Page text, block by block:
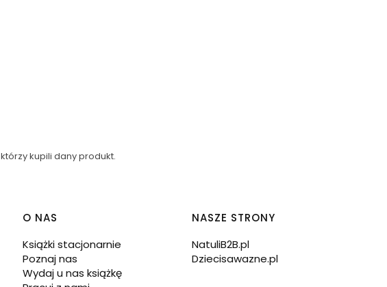
kupili dany produkt.
O NAS
Książki stacjonarnie
Poznaj nas
Wydaj u nas książkę
NASZE STRONY
NatuliB2B.pl
Dziecisawazne.pl